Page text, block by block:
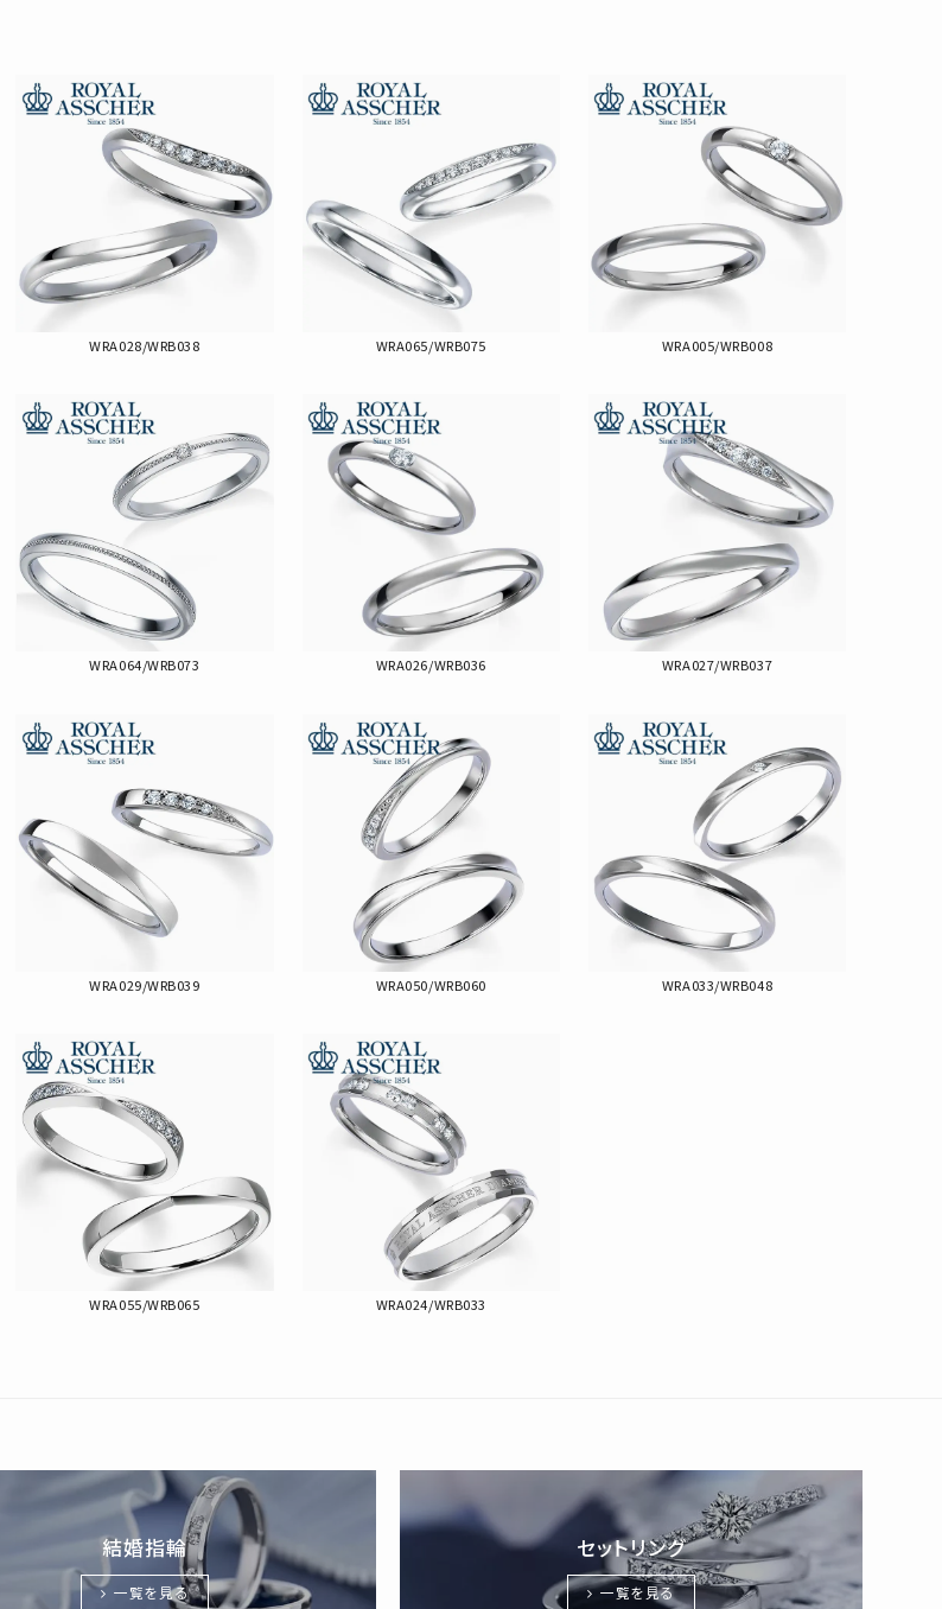
WRA028/WRB038 WRA065/WRB075 WRA005/WRB008
WRA064/WRB073 WRA026/WRB036 WRA027/WRB037
WRA029/WRB039 WRA050/WRB060 WRA033/WRB048
WRA055/WRB065 WRA024/WRB033
結婚指輪
一覧を見る
セットリング
一覧を見る